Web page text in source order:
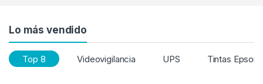
Lo más vendido
Top 8 Videovigilancia UPS Tintas Epson